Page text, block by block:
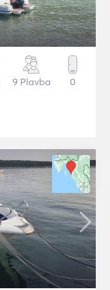
9 Plavba 0